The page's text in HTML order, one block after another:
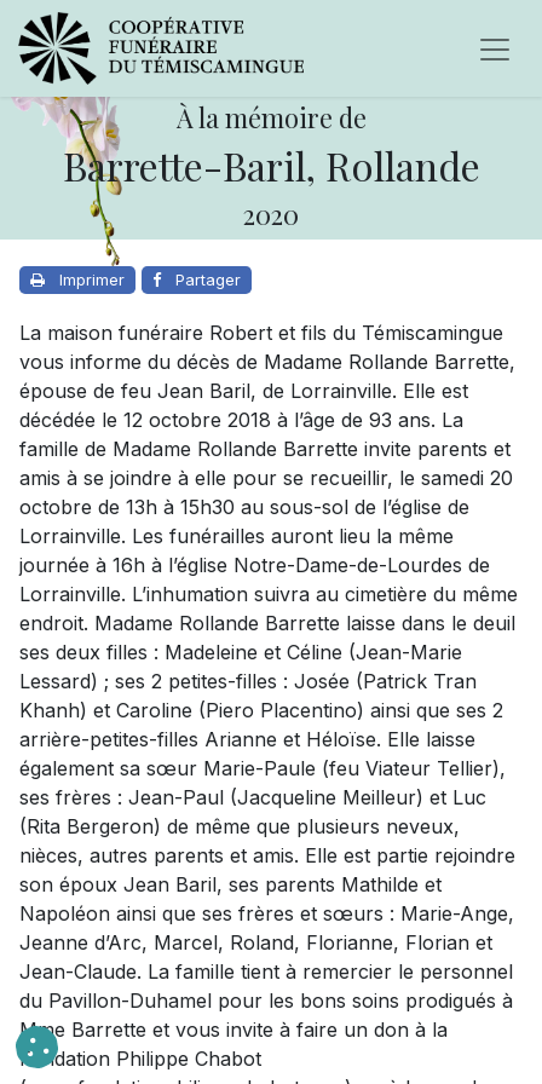
À la mémoire de
Barrette-Baril, Rollande
2020
Imprimer Partager
La maison funéraire Robert et fils du Témiscamingue
vous informe du décès de Madame Rollande Barrette,
épouse de feu Jean Baril, de Lorrainville. Elle est
décédée le 12 octobre 2018 à l’âge de 93 ans. La
famille de Madame Rollande Barrette invite parents et
amis à se joindre à elle pour se recueillir, le samedi 20
octobre de 13h à 15h30 au sous-sol de l’église de
Lorrainville. Les funérailles auront lieu la même
journée à 16h à l’église Notre-Dame-de-Lourdes de
Lorrainville. L’inhumation suivra au cimetière du même
endroit. Madame Rollande Barrette laisse dans le deuil
ses deux filles : Madeleine et Céline (Jean-Marie
Lessard) ; ses 2 petites-filles : Josée (Patrick Tran
Khanh) et Caroline (Piero Placentino) ainsi que ses 2
arrière-petites-filles Arianne et Héloïse. Elle laisse
également sa sœur Marie-Paule (feu Viateur Tellier),
ses frères : Jean-Paul (Jacqueline Meilleur) et Luc
(Rita Bergeron) de même que plusieurs neveux,
nièces, autres parents et amis. Elle est partie rejoindre
son époux Jean Baril, ses parents Mathilde et
Napoléon ainsi que ses frères et sœurs : Marie-Ange,
Jeanne d’Arc, Marcel, Roland, Florianne, Florian et
Jean-Claude. La famille tient à remercier le personnel
du Pavillon-Duhamel pour les bons soins prodigués à
Mme Barrette et vous invite à faire un don à la
Fondation Philippe Chabot